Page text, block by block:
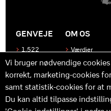
GENVEJE
1.522
Produkter
Kontakt
os
OM OS
Værdier
Historen
bag
MBDK
Hvad gør
os unikke
Vi bruger nødvendige
korrekt, marketing-cookies
samt statistik-cookies for at
Du kan altid tilpasse